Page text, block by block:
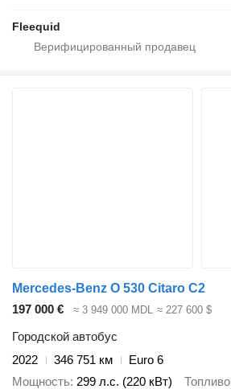
Fleequid
Mercedes-Benz O 530 Citaro C2
197 000 €
≈ 3 949 000 MDL ≈ 227 600 $
Городской автобус
2022
346 751 км
Euro 6
Мощность 299 л.с. (220 кВт) Топливо